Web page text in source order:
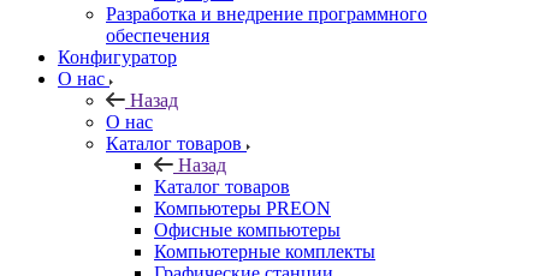
Разработка и внедрение программного
обеспечения
Конфигуратор
О нас
Назад
О нас
Каталог товаров
Назад
Каталог товаров
Компьютеры PREON
Офисные компьютеры
Компьютерные комплекты